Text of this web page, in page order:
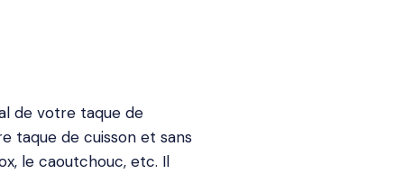
de votre taque de
taque de cuisson et sans
le caoutchouc, etc. Il